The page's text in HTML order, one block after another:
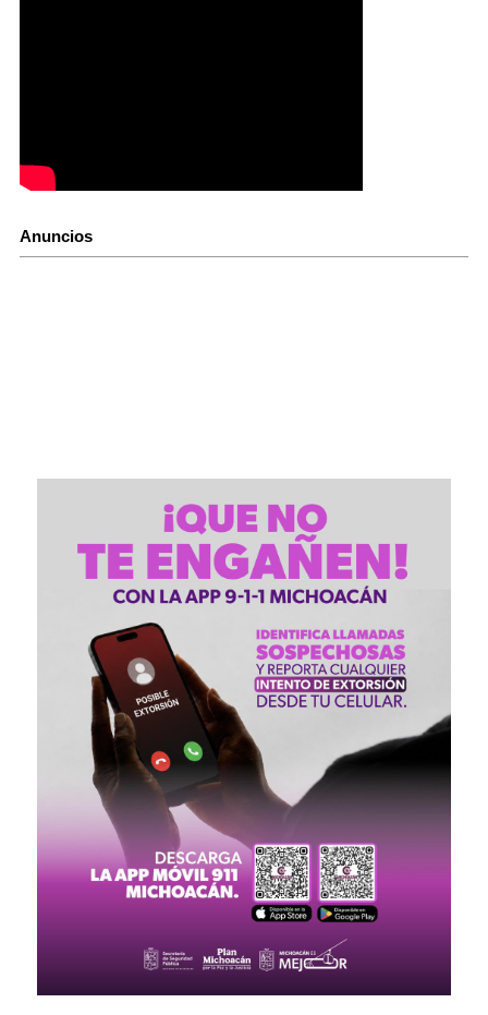
Anuncios